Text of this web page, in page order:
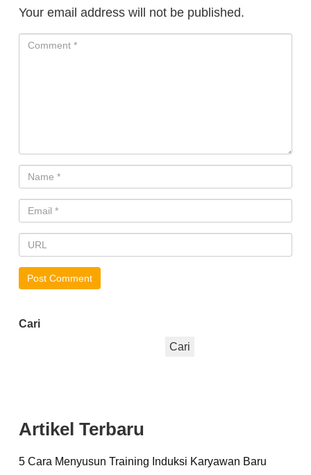
Your email address will not be published.
Cari
Cari
Artikel Terbaru
5 Cara Menyusun Training Induksi Karyawan Baru